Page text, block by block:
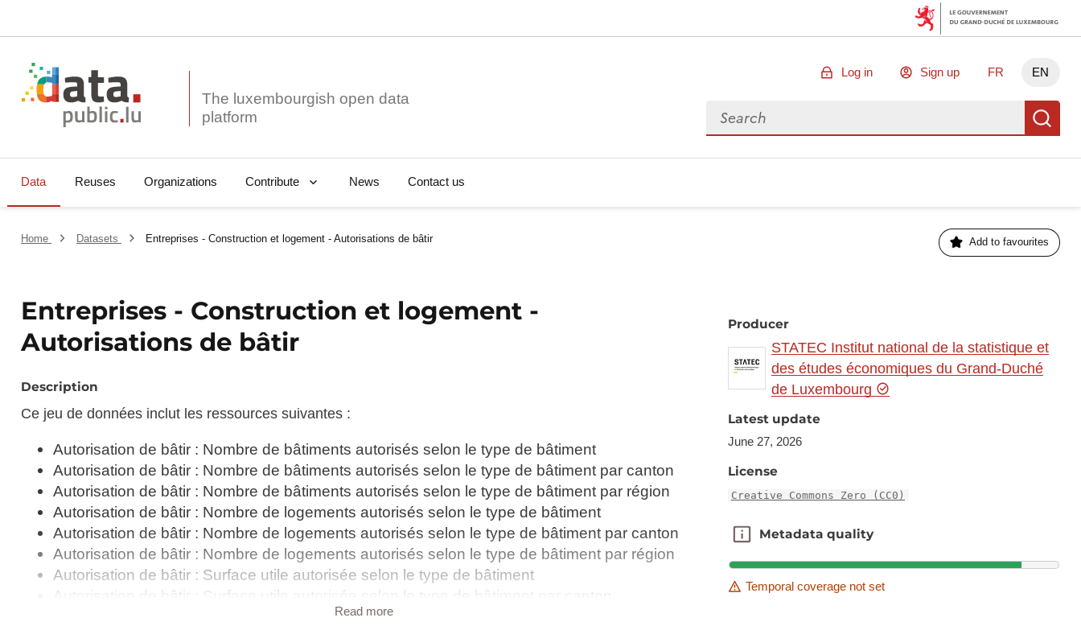
The luxembourgish open data
Log in Sign up FR EN
Search for data
Data Reuses Organizations Contribute News Contact us
Home Datasets Entreprises - Construction et logement - Autorisations de bâtir Add to favourites
Entreprises - Construction et logement -
Autorisations de bâtir
Description
Ce jeu de données inclut les ressources suivantes :
Autorisation de bâtir : Nombre de bâtiments autorisés selon le type de bâtiment
Autorisation de bâtir : Nombre de bâtiments autorisés selon le type de bâtiment par canton
Autorisation de bâtir : Nombre de bâtiments autorisés selon le type de bâtiment par région
Autorisation de bâtir : Nombre de logements autorisés selon le type de bâtiment
Autorisation de bâtir : Nombre de logements autorisés selon le type de bâtiment par canton
Autorisation de bâtir : Nombre de logements autorisés selon le type de bâtiment par région
Autorisation de bâtir : Surface utile autorisée selon le type de bâtiment
Autorisation de bâtir : Surface utile autorisée selon le type de bâtiment par canton
Autorisation de bâtir : Surface utile autorisée selon le type de bâtiment par région
Read more
Producer
STATEC Institut national de la statistique et
des études économiques du Grand-Duché
de Luxembourg
Latest update
June 27, 2026
License
Creative Commons Zero (CC0)
Metadata quality
Metadata quality
Temporal coverage not set